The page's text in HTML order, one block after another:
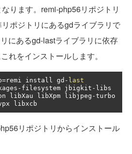
ります。remi-php56リポジトリ
ポジトリにあるgdライブラリで
にあるgd-lastライブラリに依存
れをインストールします。
=remi install gd - last
- filesystem jbigkit - libs
libXau libXpm libjpeg -turbo
libxcb
リポジトリからインストール